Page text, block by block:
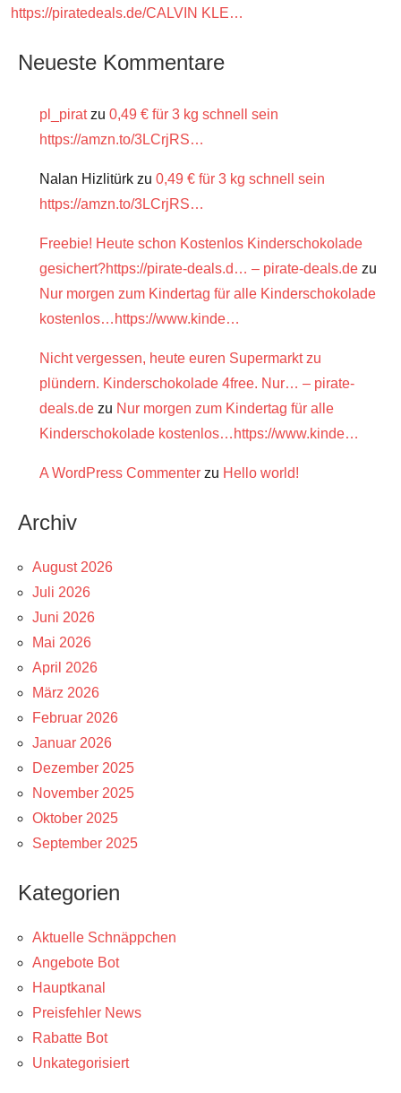
https://piratedeals.de/CALVIN KLE…
Neueste Kommentare
pl_piratzu 0,49 € für 3 kg schnell sein
https://amzn.to/3LCrjRS…
Nalan Hizlitürk zu 0,49 € für 3 kg schnell sein
https://amzn.to/3LCrjRS…
Freebie! Heute schon Kostenlos Kinderschokolade
gesichert?https://pirate-deals.d… – pirate-deals.de zu
Nur morgen zum Kindertag für alle Kinderschokolade
kostenlos…https://www.kinde…
Nicht vergessen, heute euren Supermarkt zu
plündern. Kinderschokolade 4free. Nur… – pirate-
deals.de zu Nur morgen zum Kindertag für alle
Kinderschokolade kostenlos…https://www.kinde…
A WordPress Commenter zu Hello world!
Archiv
August 2026
Juli 2026
Juni 2026
Mai 2026
April 2026
März 2026
Februar 2026
Januar 2026
Dezember 2025
November 2025
Oktober 2025
September 2025
Kategorien
Aktuelle Schnäppchen
Angebote Bot
Hauptkanal
Preisfehler News
Rabatte Bot
Unkategorisiert